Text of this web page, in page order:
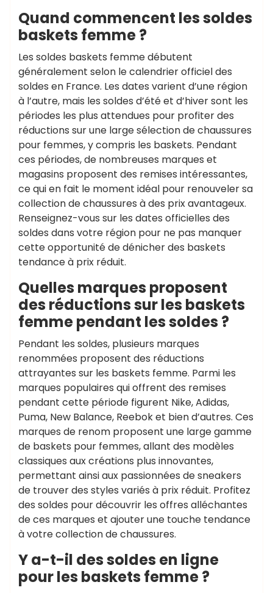
Quand commencent les soldes
baskets femme ?
Les soldes baskets femme débutent
généralement selon le calendrier officiel des
soldes en France. Les dates varient d’une région
à l’autre, mais les soldes d’été et d’hiver sont les
périodes les plus attendues pour profiter des
réductions sur une large sélection de chaussures
pour femmes, y compris les baskets. Pendant
ces périodes, de nombreuses marques et
magasins proposent des remises intéressantes,
ce qui en fait le moment idéal pour renouveler sa
collection de chaussures à des prix avantageux.
Renseignez-vous sur les dates officielles des
soldes dans votre région pour ne pas manquer
cette opportunité de dénicher des baskets
tendance à prix réduit.
Quelles marques proposent
des réductions sur les baskets
femme pendant les soldes ?
Pendant les soldes, plusieurs marques
renommées proposent des réductions
attrayantes sur les baskets femme. Parmi les
marques populaires qui offrent des remises
pendant cette période figurent Nike, Adidas,
Puma, New Balance, Reebok et bien d’autres. Ces
marques de renom proposent une large gamme
de baskets pour femmes, allant des modèles
classiques aux créations plus innovantes,
permettant ainsi aux passionnées de sneakers
de trouver des styles variés à prix réduit. Profitez
des soldes pour découvrir les offres alléchantes
de ces marques et ajouter une touche tendance
à votre collection de chaussures.
Y a-t-il des soldes en ligne
pour les baskets femme ?